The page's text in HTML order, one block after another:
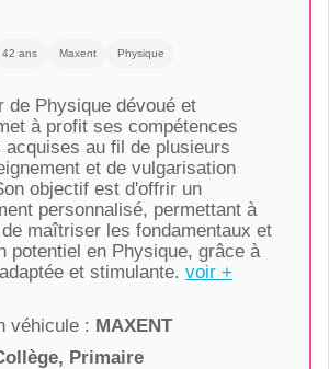
42 ans Maxent Physique
de Physique dévoué et
à profit ses compétences
acquises au fil de plusieurs
et de vulgarisation
objectif est d'offrir un
personnalisé, permettant à
maîtriser les fondamentaux et
potentiel en Physique, grâce à
et stimulante. voir +
véhicule : MAXENT
Primaire